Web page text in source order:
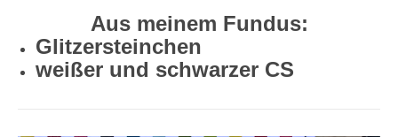
Aus meinem Fundus:
Glitzersteinchen
weißer und schwarzer CS